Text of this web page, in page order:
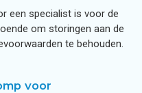
een specialist is voor de
om storingen aan de
te behouden.
voor